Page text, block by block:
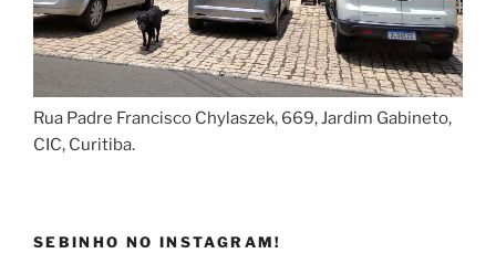
Rua Padre Francisco Chylaszek, 669, Jardim Gabineto,
CIC, Curitiba.
SEBINHO NO INSTAGRAM!